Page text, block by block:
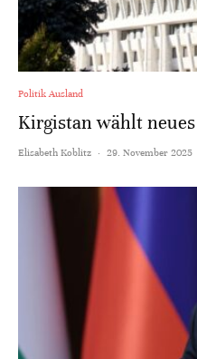
Politik Ausland
Kirgistan wählt
Elisabeth Koblitz · 29. November 2025